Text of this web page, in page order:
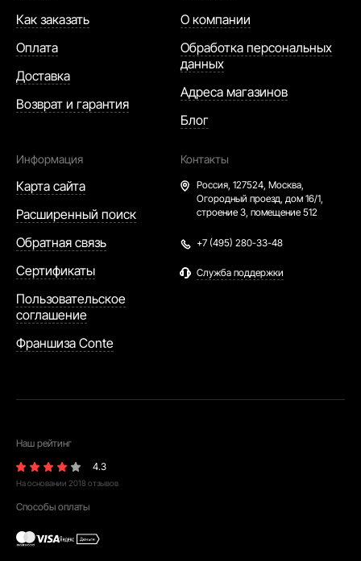
Как заказать
Оплата
Доставка
Возврат и гарантия
О компании
Обработка персональных
данных
Адреса магазинов
Блог
Информация
Карта сайта
Расширенный поиск
Обратная связь
Сертификаты
Пользовательское
соглашение
Франшиза Conte
Контакты
Россия, 127524, Москва,
Огородный проезд, дом 16/1,
строение 3, помещение 512
+7 (495) 280-33-48
Служба поддержки
Наш рейтинг
4.3
На основании 2018 отзывов
Способы оплаты